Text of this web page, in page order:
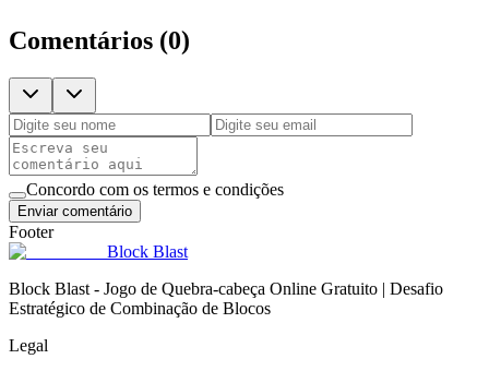
Comentários (0)
Concordo com os termos e condições
Enviar comentário
Footer
Block Blast
Block Blast - Jogo de Quebra-cabeça Online Gratuito | Desafio
Estratégico de Combinação de Blocos
Legal